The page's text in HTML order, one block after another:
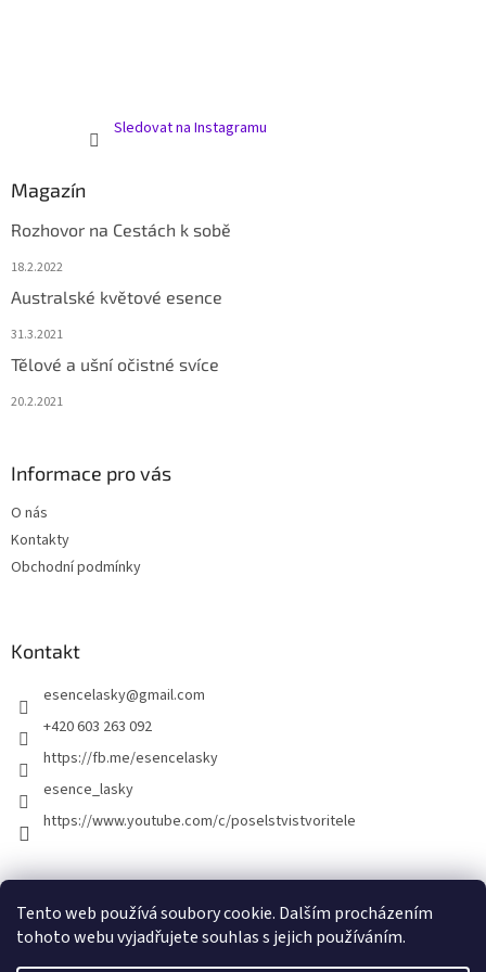
Tento web používá soubory cookie. Dalším procházením
tohoto webu vyjadřujete souhlas s jejich používáním.
Sledovat na Instagramu
Magazín
Rozhovor na Cestách k sobě
18.2.2022
Australské květové esence
31.3.2021
Tělové a ušní očistné svíce
20.2.2021
Informace pro vás
O nás
Kontakty
Obchodní podmínky
Kontakt
esencelasky@gmail.com
+420 603 263 092
https://fb.me/esencelasky
esence_lasky
https://www.youtube.com/c/poselstvistvoritele